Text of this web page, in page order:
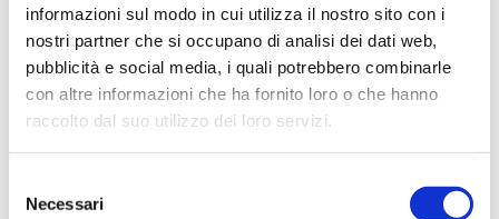
informazioni sul modo in cui utilizza il nostro sito con i
nostri partner che si occupano di analisi dei dati web,
pubblicità e social media, i quali potrebbero combinarle
con altre informazioni che ha fornito loro o che hanno
raccolto dal suo utilizzo dei loro servizi.
delNecessari